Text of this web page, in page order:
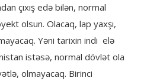
çıxış edə bilən, normal
olsun. Olacaq, lap yaxşı,
Yəni tarixin indi elə
istəsə, normal dövlət ola
olmayacaq. Birinci